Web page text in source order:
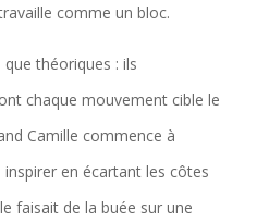
comme un bloc.
théoriques : ils
chaque mouvement cible le
Camille commence à
en écartant les côtes
faisait de la buée sur une